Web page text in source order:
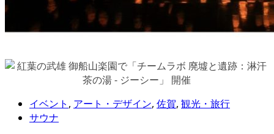
イベント , アート・デザイン, 佐賀, 観光・旅行
サウナ